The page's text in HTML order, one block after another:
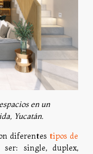
en un
Yucatán.
diferentes tipos de
ser: single, duplex,